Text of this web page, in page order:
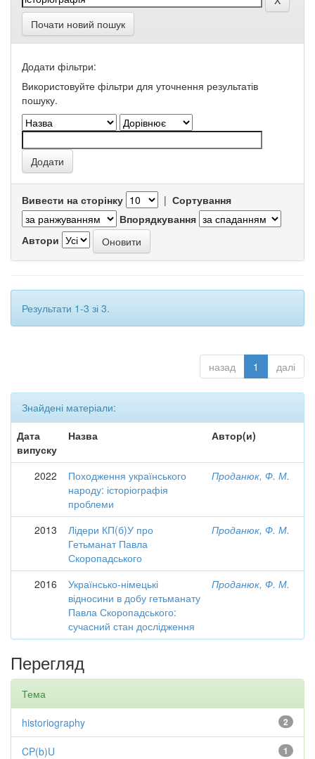
Почати новий пошук
Додати фільтри:
Використовуйте фільтри для уточнення результатів
пошуку.
Вивести на сторінку | Сортування
Впорядкування
Автори
Результати 1-3 зі 3.
назад 1 далі
Знайдені матеріали:
Дата
випуску
Назва Автор(и)
2022
Походження українського
народу: історіографія
проблеми
Проданюк, Ф. М.
2013
Лідери КП(б)У про
Гетьманат Павла
Скоропадського
Проданюк, Ф. М.
2016
Українсько-німецькі
відносини в добу гетьманату
Павла Скоропадського:
сучасний стан дослідження
Проданюк, Ф. М.
Перегляд
Тема
2
historiography
1
CP(b)U